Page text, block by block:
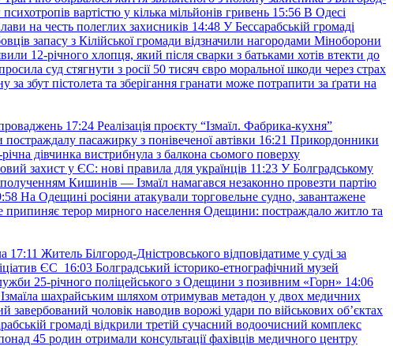
вартістю у кілька мільйонів гривень 15:56 В Одесі
на честь полеглих захисників 14:48 У Бессарабській громаді
запасу з Кілійської громади відзначили нагородами Міноборони
12-річного хлопця, який після сварки з батьками хотів втекти до
суд стягнути з росії 50 тисяч євро моральної шкоди через страх
збут пістолета та зберігання гранати може потрапити за ґрати на
17:24 Реалізація проєкту “Ізмаїл. Фабрика-кухня”
пасажирку з понівеченої автівки 16:21 Прикордонники
дівчинка вистрибнула з балкона сьомого поверху
захист у ЄС: нові правила для українців 11:23 У Болградському
Кишинів — Ізмаїл намагався незаконно провезти партію
На Одещині росіяни атакували торговельне судно, завантажене
припиняє терор мирного населення Одещини: постраждало житло та
17:11 Житель Білгород-Дністровського відповідатиме у суді за
ЄС 16:03 Болградський історико-етнографічний музей
25-річного поліцейського з Одещини з позивним «Горн» 14:06
шахрайським шляхом отримував метадон у двох медичних
завербований чоловік наводив ворожі удари по військових обʼєктах
громаді відкрили третій сучасний водоочисний комплекс
45 родин отримали консультації фахівців медичного центру